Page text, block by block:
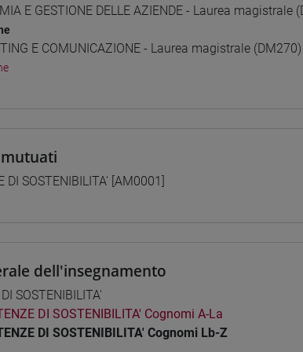
E GESTIONE DELLE AZIENDE - Laurea magistrale
E COMUNICAZIONE - Laurea magistrale (DM270)
DI SOSTENIBILITA' [AM0001]
dell'insegnamento
SOSTENIBILITA'
DI SOSTENIBILITA' Cognomi A-La
DI SOSTENIBILITA' Cognomi Lb-Z